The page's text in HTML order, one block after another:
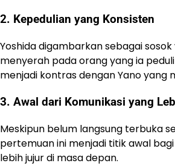
2. Kepedulian yang Konsisten
Yoshida digambarkan sebagai
menyerah pada orang yang ia
menjadi kontras dengan Yano yang
3. Awal dari Komunikasi yang
Meskipun belum langsung terbuka
pertemuan ini menjadi titik awal
lebih jujur di masa depan.